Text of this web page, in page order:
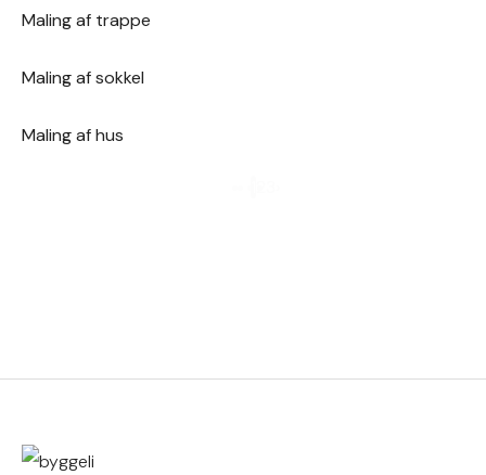
Maling af trappe
Maling af sokkel
Maling af hus